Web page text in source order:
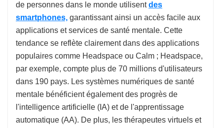
de personnes dans le monde utilisentdes
smartphones, garantissant ainsi un accès facile aux
applications et services de santé mentale. Cette
tendance se reflète clairement dans des applications
populaires comme Headspace ou Calm ; Headspace,
par exemple, compte plus de 70 millions d'utilisateurs
dans 190 pays. Les systèmes numériques de santé
mentale bénéficient également des progrès de
l'intelligence artificielle (IA) et de l'apprentissage
automatique (AA). De plus, les thérapeutes virtuels et